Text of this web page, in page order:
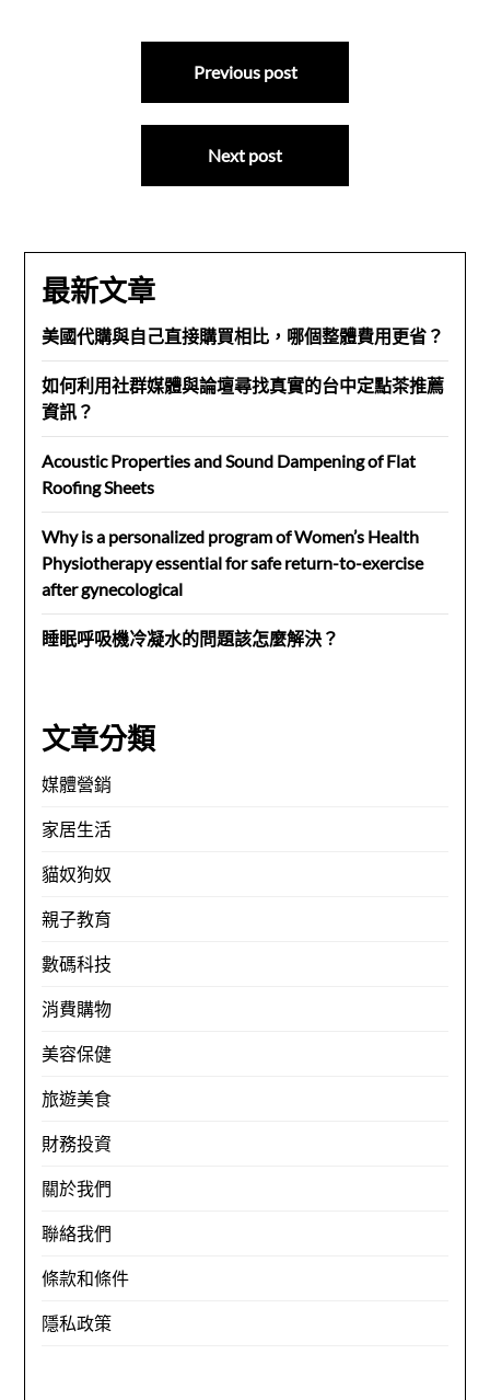
Previous post
Next post
最新文章
美國代購與自己直接購買相比，哪個整體費用更省？
如何利用社群媒體與論壇尋找真實的台中定點茶推薦
資訊？
Acoustic Properties and Sound Dampening of Flat
Roofing Sheets
Why is a personalized program of Women’s Health
Physiotherapy essential for safe return-to-exercise
after gynecological
睡眠呼吸機冷凝水的問題該怎麼解決？
文章分類
媒體營銷
家居生活
貓奴狗奴
親子教育
數碼科技
消費購物
美容保健
旅遊美食
財務投資
關於我們
聯絡我們
條款和條件
隱私政策